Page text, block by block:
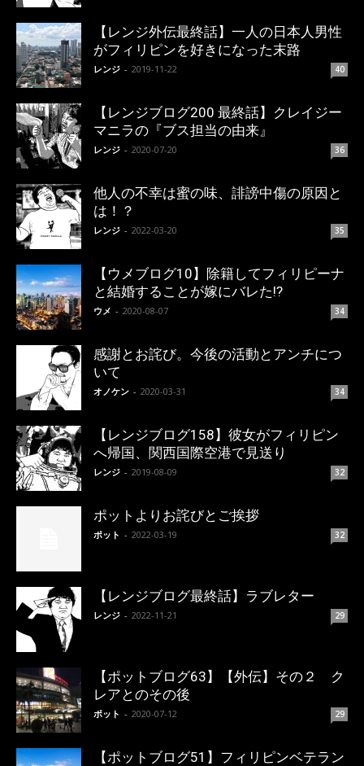
【レンジ外伝最終話】一人の日本人男性
がフィリピンを好きになった末路
レンジ - 2019-11-22 40
【レンジブログ200 最終話】クレイジー
マニラの『ブス担当の由来』
レンジ - 2020-07-20 36
他人の不幸は蜜の味、誹謗中傷の原因と
は！？
レンジ - 2022-03-20 35
【ウメブログ10】除籍してフィリピーナ
と結婚することが嫁にバレた!?
ウメ - 2020-08-07 34
感謝とお詫び。今後の活動とアンチにつ
いて
オノケン - 2020-03-31 34
【レンジブログ158】彼女がフィリピン
へ帰国、関西国際空港で見送り
レンジ - 2019-08-09 32
ポットよりお詫びとご挨拶
ポット - 2022-03-19 32
【レンジブログ最終話】ラブレター
レンジ - 2022-11-21 29
【ポットブログ63】【外伝】その２ ク
レアとのその後
ポット - 2020-07-12 29
【ポットブログ51】フィリピンベテラン